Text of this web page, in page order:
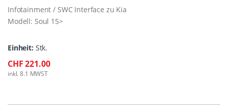
Infotainment / SWC Interface zu Kia
Modell: Soul 15>
Einheit: Stk.
CHF 221.00
inkl. 8.1 MWST